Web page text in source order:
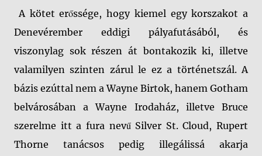
A kötet erőssége, hogy kiemel egy korszakot a
Denevérember eddigi pályafutásából, és
viszonylag sok részen át bontakozik ki, illetve
valamilyen szinten zárul le ez a történetszál. A
bázis ezúttal nem a Wayne Birtok, hanem Gotham
belvárosában a Wayne Irodaház, illetve Bruce
szerelme itt a fura nevű Silver St. Cloud, Rupert
Thorne tanácsos pedig illegálissá akarja